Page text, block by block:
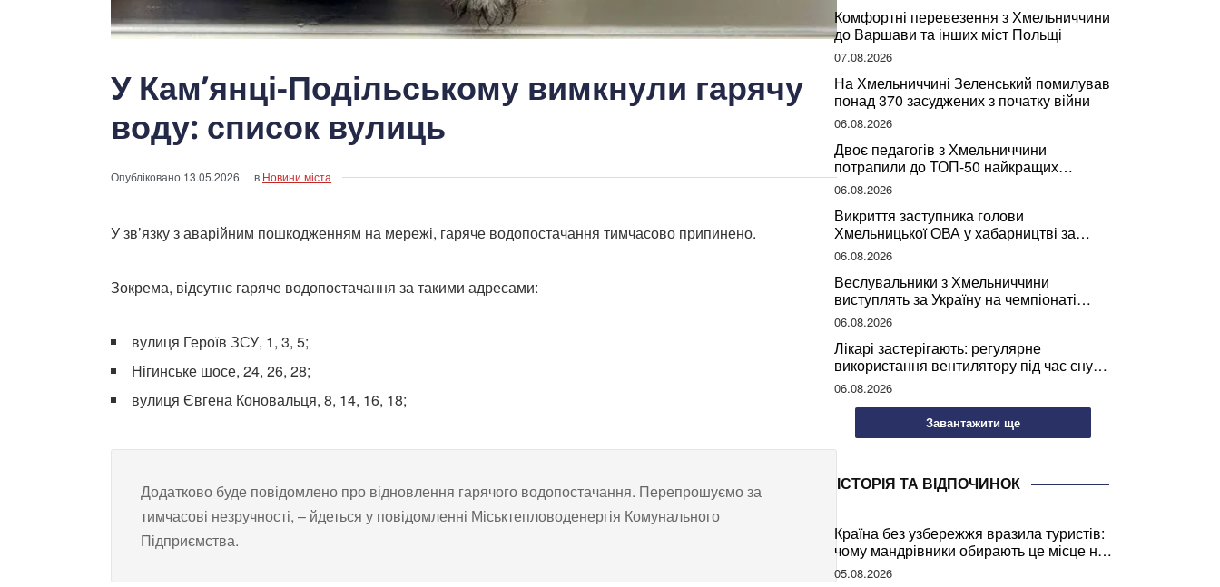
У Кам’янці-Подільському вимкнули гарячу
воду: список вулиць
Опубліковано 13.05.2026 в Новини міста
У зв’язку з аварійним пошкодженням на мережі, гаряче водопостачання тимчасово припинено.
Зокрема, відсутнє гаряче водопостачання за такими адресами:
вулиця Героїв ЗСУ, 1, 3, 5;
Нігинське шосе, 24, 26, 28;
вулиця Євгена Коновальця, 8, 14, 16, 18;
Додатково буде повідомлено про відновлення гарячого водопостачання. Перепрошуємо за
тимчасові незручності, – йдеться у повідомленні Міськтепловоденергія Комунального
Підприємства.
Комфортні перевезення з Хмельниччини
до Варшави та інших міст Польщі
07.08.2026
На Хмельниччині Зеленський помилував
понад 370 засуджених з початку війни
06.08.2026
Двоє педагогів з Хмельниччини
потрапили до ТОП-50 найкращих
учителів України
06.08.2026
Викриття заступника голови
Хмельницької ОВА у хабарництві за
підписання контрактів на ремонт доріг
06.08.2026
Веслувальники з Хмельниччини
виступлять за Україну на чемпіонаті
світу
06.08.2026
Лікарі застерігають: регулярне
використання вентилятору під час сну
може негативно вплинути на ваше
здоров’я
06.08.2026
Завантажити ще
ІСТОРІЯ ТА ВІДПОЧИНОК
Країна без узбережжя вразила туристів:
чому мандрівники обирають це місце на
відпочинок
05.08.2026